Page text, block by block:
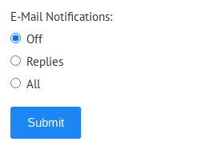
E-Mail Notifications:
Off
Replies
All
Submit